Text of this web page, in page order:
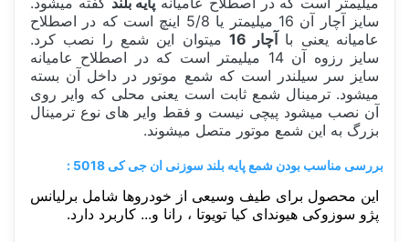
سایز آچار آن 16 میلیمتر یا 5/8 اینچ است که در اصطلاح
عامیانه یعنی با آچار 16
میتوان این شمع را نصب کرد.
سایز رزوه آن 14 میلیمتر است که در اصطلاح عامیانه
سایز سر سیلندر است که شمع موتور در داخل آن بسته
میشود. ترمینال شمع ثابت است یعنی محلی که وایر روی
آن نصب میشود پیچی نیست و فقط وایر های نوع ترمینال
بزرگ به این شمع موتور متصل میشوند.
بررسی مناسب بودن شمع پایه بلند سوزنی ان جی کی 5018 :
این محصول برای طیف وسیعی از خودروها شامل برلیانس
پژو سوزوکی هیوندای کیا تویوتا ، رانا و... کاربرد دارد.